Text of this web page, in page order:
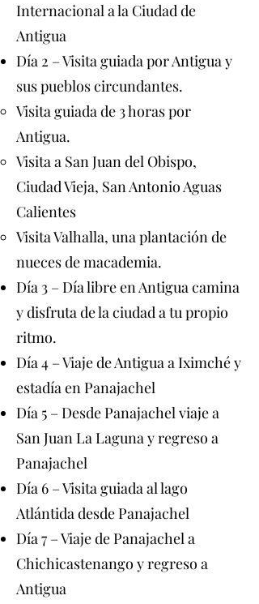
Internacional a la Ciudad de
Antigua
Día 2 – Visita guiada por Antigua y
sus pueblos circundantes.
Visita guiada de 3 horas por
Antigua.
Visita a San Juan del Obispo,
Ciudad Vieja, San Antonio Aguas
Calientes
Visita Valhalla, una plantación de
nueces de macademia.
Día 3 – Día libre en Antigua camina
y disfruta de la ciudad a tu propio
ritmo.
Día 4 – Viaje de Antigua a Iximché y
estadía en Panajachel
Día 5 – Desde Panajachel viaje a
San Juan La Laguna y regreso a
Panajachel
Día 6 – Visita guiada al lago
Atlántida desde Panajachel
Día 7 – Viaje de Panajachel a
Chichicastenango y regreso a
Antigua